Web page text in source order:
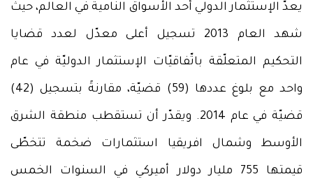
يعدّ الإستثمار الدولي أحد الأسواق النامية في العالم، حيث
شهد العام 2013 تسجيل أعلى معدّل لعدد قضايا
التحكيم المتعلّقة باتّفاقيّات الإستثمار الدوليّة في عام
واحد مع بلوغ عددها (59) قضيّة، مقارنةً بتسجيل (42)
قضيّة في عام 2014. ويقدّر أن تستقطب منطقة الشرق
الأوسط وشمال افريقيا استثمارات ضخمة تتخطّى
قيمتها 755 مليار دولار أميركي في السنوات الخمس